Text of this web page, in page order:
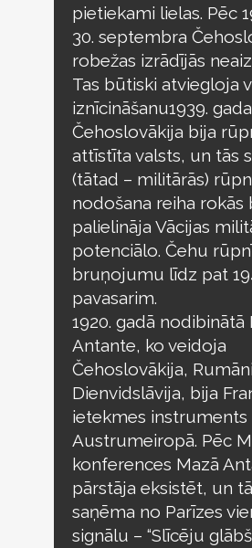
pietiekami lielas. Pēc
30. septembra
robežas izrādījās
Tas būtiski atviegloja
iznīcināšanu1939.
Čehoslovākija bija
attīstīta valsts, un tās
(tātad – militārās)
nodošana reiha rokās
palielināja Vācijas
potenciālo. Čehu
bruņojumu līdz pat
pavasarim.
1920. gadā nodibinātā
Antante, ko veidoja
Čehoslovākija,
Dienvidslāvija, bija
ietekmes instruments
Austrumeiropā. Pēc
konferences Mazā
pārstāja eksistēt, un
saņēma no Parīzes
signālu – “Slīcēju